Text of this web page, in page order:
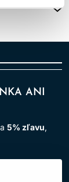
ANI
5% zľavu,